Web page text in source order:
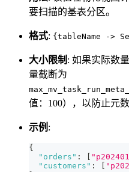
要扫描的基表分区。
格式: {tableName ->
大小限制 : 如果实际数
量截断为
值：100），以防止元
示例 :
{
"orders" :
"customers" :